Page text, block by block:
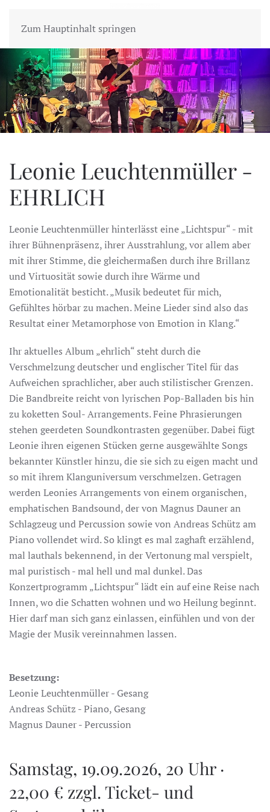
Zum Hauptinhalt springen
MENÜ
Leonie Leuchtenmüller -
EHRLICH
Leonie Leuchtenmüller hinterlässt eine „Lichtspur“ - mit
ihrer Bühnenpräsenz, ihrer Ausstrahlung, vor allem aber
mit ihrer Stimme, die gleichermaßen durch ihre Brillanz
und Virtuosität sowie durch ihre Wärme und
Emotionalität besticht. „Musik bedeutet für mich,
Gefühltes hörbar zu machen. Meine Lieder sind also das
Resultat einer Metamorphose von Emotion in Klang.“
Ihr aktuelles Album „ehrlich“ steht durch die
Verschmelzung deutscher und englischer Titel für das
Aufweichen sprachlicher, aber auch stilistischer Grenzen.
Die Bandbreite reicht von lyrischen Pop-Balladen bis hin
zu koketten Soul- Arrangements. Feine Phrasierungen
stehen geerdeten Soundkontrasten gegenüber. Dabei fügt
Leonie ihren eigenen Stücken gerne ausgewählte Songs
bekannter Künstler hinzu, die sie sich zu eigen macht und
so mit ihrem Klanguniversum verschmelzen. Getragen
werden Leonies Arrangements von einem organischen,
emphatischen Bandsound, der von Magnus Dauner an
Schlagzeug und Percussion sowie von Andreas Schütz am
Piano vollendet wird. So klingt es mal zaghaft erzählend,
mal lauthals bekennend, in der Vertonung mal verspielt,
mal puristisch - mal hell und mal dunkel. Das
Konzertprogramm „Lichtspur“ lädt ein auf eine Reise nach
Innen, wo die Schatten wohnen und wo Heilung beginnt.
Hier darf man sich ganz einlassen, einfühlen und von der
Magie der Musik vereinnahmen lassen.
Besetzung:
Leonie Leuchtenmüller - Gesang
Andreas Schütz - Piano, Gesang
Magnus Dauner - Percussion
Samstag, 19.09.2026, 20 Uhr ·
22,00 € zzgl. Ticket- und